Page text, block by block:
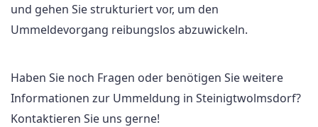
und gehen Sie strukturiert vor, um den
Ummeldevorgang reibungslos abzuwickeln.
Haben Sie noch Fragen oder benötigen Sie weitere
Informationen zur Ummeldung in Steinigtwolmsdorf?
Kontaktieren Sie uns gerne!